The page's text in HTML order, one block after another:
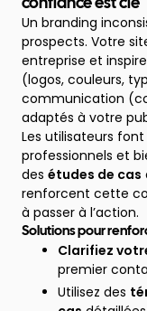
confiance est clé
Un branding
prospects. Votre
entreprise et
(logos, couleurs,
communication
adaptés à votre
Les utilisateurs
professionnels et
des études de cas
renforcent cette
à passer à l’action.
Solutions pour
Clarifiez
premier
Utilisez des